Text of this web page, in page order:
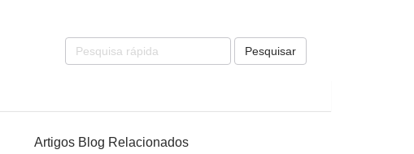
Pesquisar
Artigos Blog Relacionados